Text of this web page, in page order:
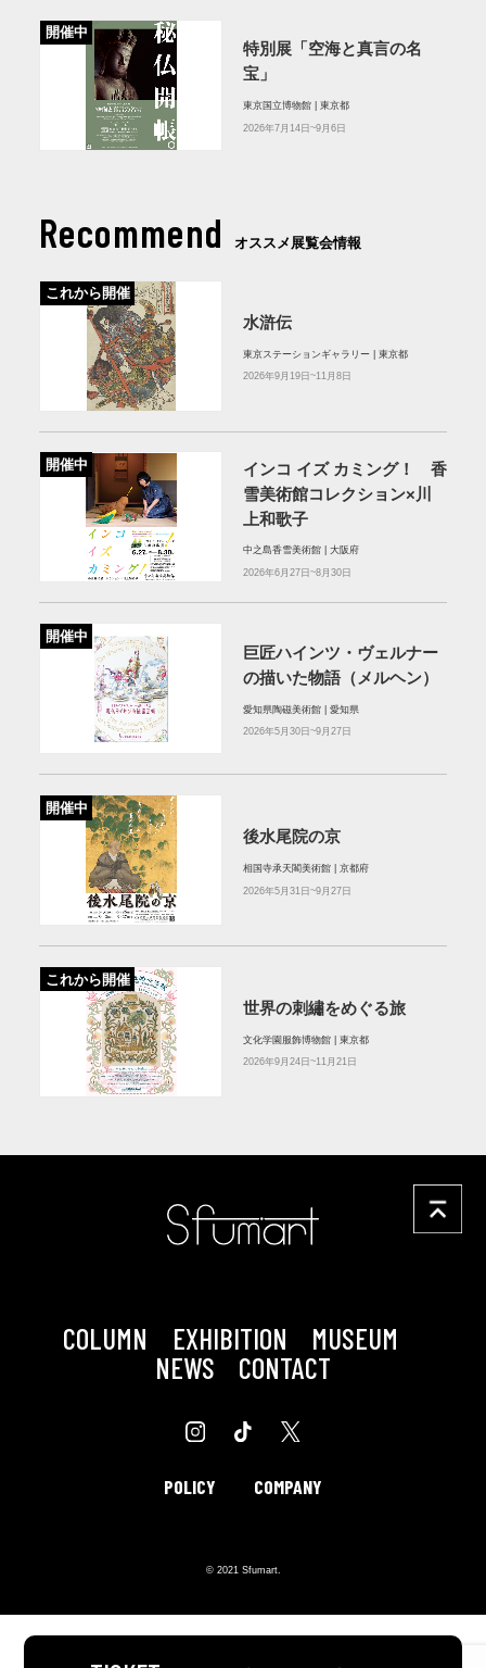
開催中
特別展「空海と真言の名
宝」
東京国立博物館 | 東京都
2026年7月14日~9月6日
Recommend オススメ展覧会情報
これから開催
水滸伝
東京ステーションギャラリー | 東京都
2026年9月19日~11月8日
開催中
インコ イズ カミング！ 香
雪美術館コレクション×川
上和歌子
中之島香雪美術館 | 大阪府
2026年6月27日~8月30日
開催中
巨匠ハインツ・ヴェルナー
の描いた物語（メルヘン）
愛知県陶磁美術館 | 愛知県
2026年5月30日~9月27日
開催中
後水尾院の京
相国寺承天閣美術館 | 京都府
2026年5月31日~9月27日
これから開催
世界の刺繡をめぐる旅
文化学園服飾博物館 | 東京都
2026年9月24日~11月21日
COLUMN EXHIBITION
MUSEUM
NEWS
CONTACT
POLICY COMPANY
© 2021 Sfumart.